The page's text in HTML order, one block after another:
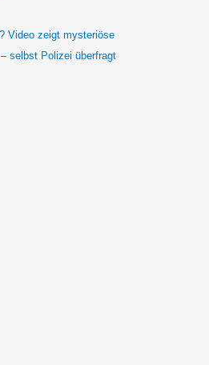
Video zeigt mysteriöse
selbst Polizei überfragt